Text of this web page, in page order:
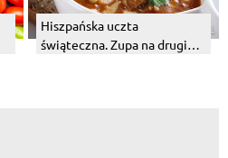
Hiszpańska uczta
świąteczna. Zupa na drugi